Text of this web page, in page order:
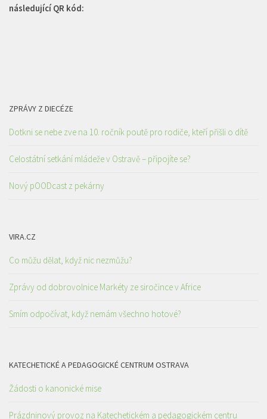
následující QR kód:
ZPRÁVY Z DIECÉZE
Dotkni se nebe zve na 10. ročník poutě pro rodiče, kteří přišli o dítě
Celostátní setkání mládeže v Ostravě – připojíte se?
Nový pOODcast z pekárny
VIRA.CZ
Co můžu dělat, když nic nezmůžu?
Zprávy od dobrovolnice Markéty ze siročince v Africe
Smím odpočívat, když nemám všechno hotové?
KATECHETICKÉ A PEDAGOGICKÉ CENTRUM OSTRAVA
Žádosti o kanonické mise
Prázdninový provoz na Katechetickém a pedagogickém centru